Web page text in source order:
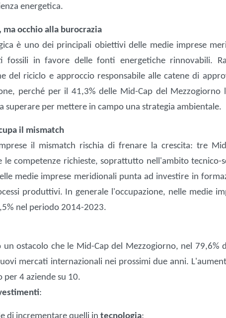
energetica.
occhio alla burocrazia
è uno dei principali obiettivi delle medie imprese
fossili in favore delle fonti energetiche rinnovabili.
del riciclo e approccio responsabile alle catene di
perché per il 41,3% delle Mid-Cap del Mezzogiorno
superare per mettere in campo una strategia ambientale.
il mismatch
il mismatch rischia di frenare la crescita: tre
competenze richieste, soprattutto nell'ambito tecnico-
medie imprese meridionali punta ad investire in
produttivi. In generale l'occupazione, nelle medie
nel periodo 2014-2023.
un ostacolo che le Mid-Cap del Mezzogiorno, nel 79,6%
mercati internazionali nei prossimi due anni.
per 4 aziende su 10.
:
di incrementare quelli in tecnologia;